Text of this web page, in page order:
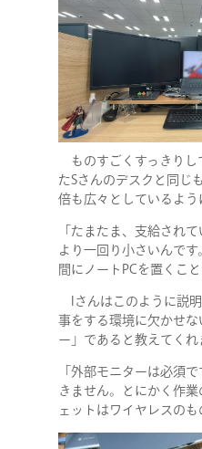
ものすごくすっきりし
たSさんのデスクと同じ
倍も広々としているよう
「たまたま、支給され
より一回り小さいんで
間にノートPCを置くこ
Iさんはこのように説
事をする環境に欠かせ
ー」であると教えてくれ
「外部モニターは必須
きません。とにかく作
ェットはワイヤレスのも